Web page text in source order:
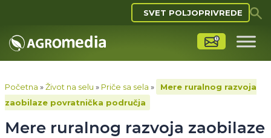
SVET POLJOPRIVREDE
Početna »Život na selu » Priče sa sela »
Mere ruralnog razvoja
zaobilaze povratnička područja
Mere ruralnog razvoja zaobilaze